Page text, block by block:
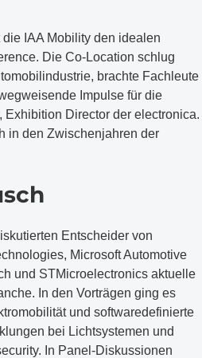
IAA Mobility den idealen
Die Co-Location schlug
brachte Fachleute
Impulse für die
Exhibition Director der electronica.
in den Zwischenjahren der
Entscheider von
Microsoft Automotive
und STMicroelectronics aktuelle
In den Vorträgen ging es
und softwaredefinierte
bei Lichtsystemen und
In Panel-Diskussionen